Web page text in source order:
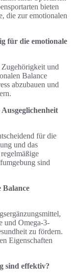
bieten
die zur emotionalen
für die emotionale
und
Balance
abzubauen und
für die
und das
sind
Balance
und Omega-3-
zu fördern.
Eigenschaften
sind effektiv?